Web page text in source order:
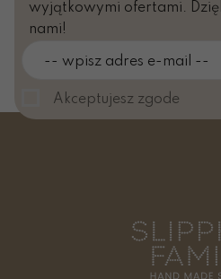
wyjątkowymi ofertami.
nami!
-- wpisz adres e-mail --
Akceptujesz zgode